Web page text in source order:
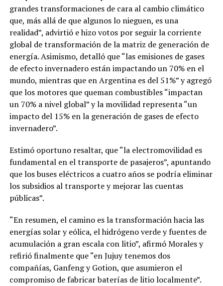
grandes transformaciones de cara al cambio climático
que, más allá de que algunos lo nieguen, es una
realidad”, advirtió e hizo votos por seguir la corriente
global de transformación de la matriz de generación de
energía. Asimismo, detalló que “las emisiones de gases
de efecto invernadero están impactando un 70% en el
mundo, mientras que en Argentina es del 51%” y agregó
que los motores que queman combustibles “impactan
un 70% a nivel global” y la movilidad representa “un
impacto del 15% en la generación de gases de efecto
invernadero”.
Estimó oportuno resaltar, que “la electromovilidad es
fundamental en el transporte de pasajeros”, apuntando
que los buses eléctricos a cuatro años se podría eliminar
los subsidios al transporte y mejorar las cuentas
públicas”.
“En resumen, el camino es la transformación hacia las
energías solar y eólica, el hidrógeno verde y fuentes de
acumulación a gran escala con litio”, afirmó Morales y
refirió finalmente que “en Jujuy tenemos dos
compañías, Ganfeng y Gotion, que asumieron el
compromiso de fabricar baterías de litio localmente”.